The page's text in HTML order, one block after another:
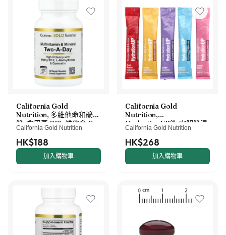
California Gold
Nutrition, 多維他命和礦物
質，含甲基 B12、維他命 C、
L-甲基四氫葉酸和生物槲
皮素，每日兩粒，60 粒素食
膠囊
California Gold Nutrition
HK$188
加入購物車
California Gold
Nutrition,
HydrationUP®，電解質混
合飲品，含乳酸鈣、維他命 C
和 E，什錦口味，20 包，每包
0.14 盎司-0.17 盎司（4
克-4.8 克）
California Gold Nutrition
HK$268
加入購物車